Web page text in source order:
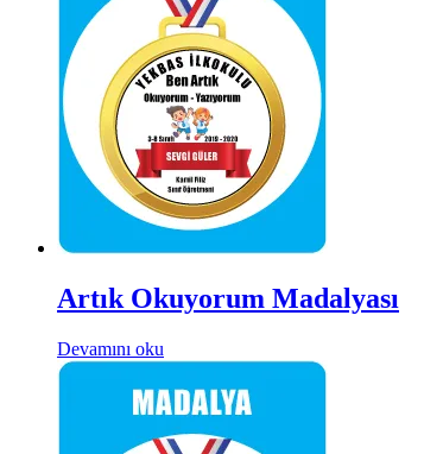
Artık Okuyorum Madalyası
Devamını oku